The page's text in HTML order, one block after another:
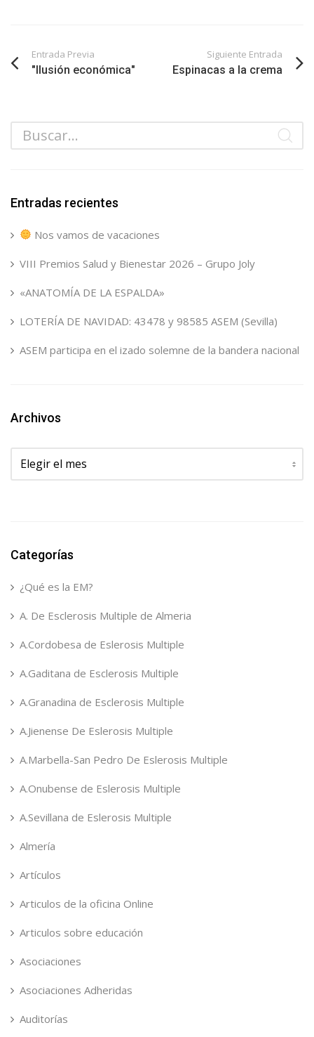
Entrada Previa
"Ilusión económica"
Siguiente Entrada
Espinacas a la crema
Entradas recientes
Nos vamos de vacaciones
VIII Premios Salud y Bienestar 2026 – Grupo Joly
«ANATOMÍA DE LA ESPALDA»
LOTERÍA DE NAVIDAD: 43478 y 98585 ASEM (Sevilla)
ASEM participa en el izado solemne de la bandera nacional
Archivos
Archivos
Categorías
¿Qué es la EM?
A. De Esclerosis Multiple de Almeria
A.Cordobesa de Eslerosis Multiple
A.Gaditana de Esclerosis Multiple
A.Granadina de Esclerosis Multiple
A.Jienense De Eslerosis Multiple
A.Marbella-San Pedro De Eslerosis Multiple
A.Onubense de Eslerosis Multiple
A.Sevillana de Eslerosis Multiple
Almería
Artículos
Articulos de la oficina Online
Articulos sobre educación
Asociaciones
Asociaciones Adheridas
Auditorías